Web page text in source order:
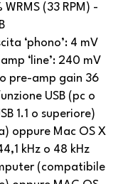
(33 RPM) -
‘phono’: 4 mV
‘line’: 240 mV
pre-amp gain 36
USB (pc o
1.1 o superiore)
oppure Mac OS X
kHz o 48 kHz
(compatibile